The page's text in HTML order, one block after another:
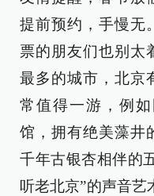
提前预约，手慢无
票的朋友们也别太
最多的城市，北京
常值得一游，例
馆，拥有绝美藻井
千年古银杏相伴的
听老北京”的声音